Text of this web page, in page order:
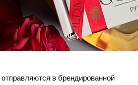
в брендированной